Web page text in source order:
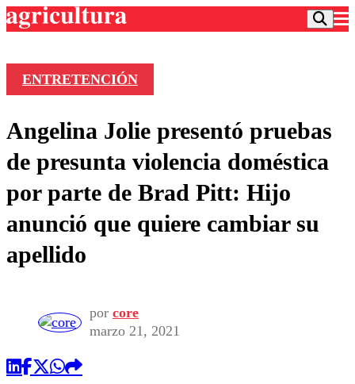
Frecuencias
Agricultura TV
Deportes
Colo Colo
Motor
Universidad Católica
Universidad de Chile
Entretención
Política
Sustentabilidad
Vida Social
Comercial
ENTRETENCIÓN
Angelina Jolie presentó pruebas
de presunta violencia doméstica
por parte de Brad Pitt: Hijo
anunció que quiere cambiar su
apellido
por core
marzo 21, 2021